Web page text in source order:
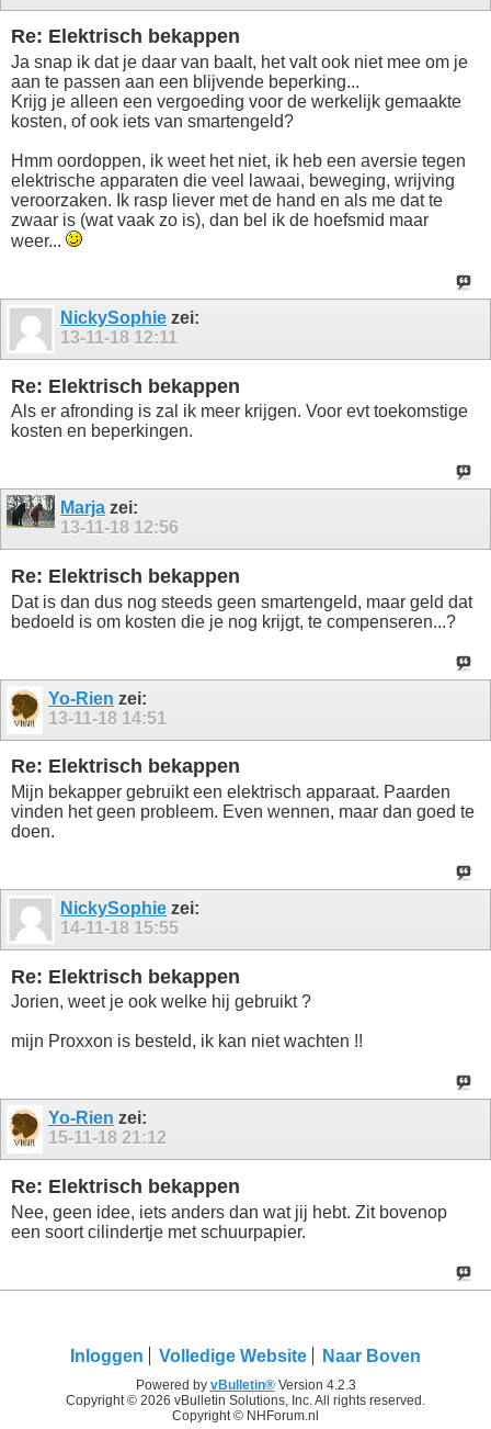
Re: Elektrisch bekappen
Ja snap ik dat je daar van baalt, het valt ook niet mee om je
aan te passen aan een blijvende beperking...
Krijg je alleen een vergoeding voor de werkelijk gemaakte
kosten, of ook iets van smartengeld?
Hmm oordoppen, ik weet het niet, ik heb een aversie tegen
elektrische apparaten die veel lawaai, beweging, wrijving
veroorzaken. Ik rasp liever met de hand en als me dat te
zwaar is (wat vaak zo is), dan bel ik de hoefsmid maar
weer...
NickySophie zei:
13-11-18 12:11
Re: Elektrisch bekappen
Als er afronding is zal ik meer krijgen. Voor evt toekomstige
kosten en beperkingen.
Marja zei:
13-11-18 12:56
Re: Elektrisch bekappen
Dat is dan dus nog steeds geen smartengeld, maar geld dat
bedoeld is om kosten die je nog krijgt, te compenseren...?
Yo-Rien zei:
13-11-18 14:51
Re: Elektrisch bekappen
Mijn bekapper gebruikt een elektrisch apparaat. Paarden
vinden het geen probleem. Even wennen, maar dan goed te
doen.
NickySophie zei:
14-11-18 15:55
Re: Elektrisch bekappen
Jorien, weet je ook welke hij gebruikt ?
mijn Proxxon is besteld, ik kan niet wachten !!
Yo-Rien zei:
15-11-18 21:12
Re: Elektrisch bekappen
Nee, geen idee, iets anders dan wat jij hebt. Zit bovenop
een soort cilindertje met schuurpapier.
Inloggen Volledige Website Naar Boven
Powered by vBulletin®Version 4.2.3
Copyright © 2026 vBulletin Solutions, Inc. All rights reserved.
Copyright © NHForum.nl